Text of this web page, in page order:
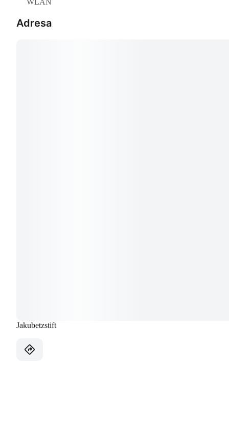
Adresa
Jakubetzstift